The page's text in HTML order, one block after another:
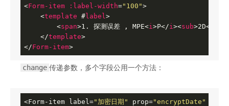
<Form-item :label-width="100">
<template #label >
<span>1. 探测误差 , MPE<i >P</i ><sub>2D</
</template>
</Form-item>
change 传递参数，多个字段公用一个方法：
<Form-item label="加密日期" prop="encryptDate"